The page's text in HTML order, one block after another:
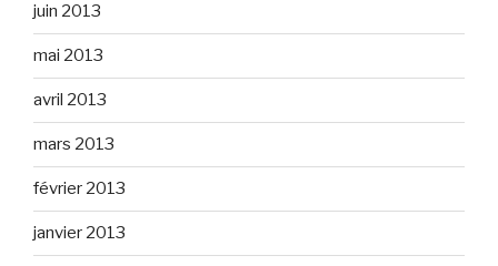
juin 2013
mai 2013
avril 2013
mars 2013
février 2013
janvier 2013